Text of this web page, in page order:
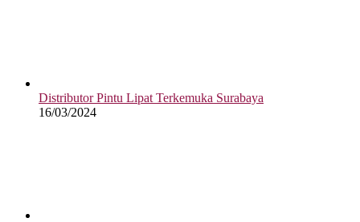
Distributor Pintu Lipat Terkemuka Surabaya
16/03/2024